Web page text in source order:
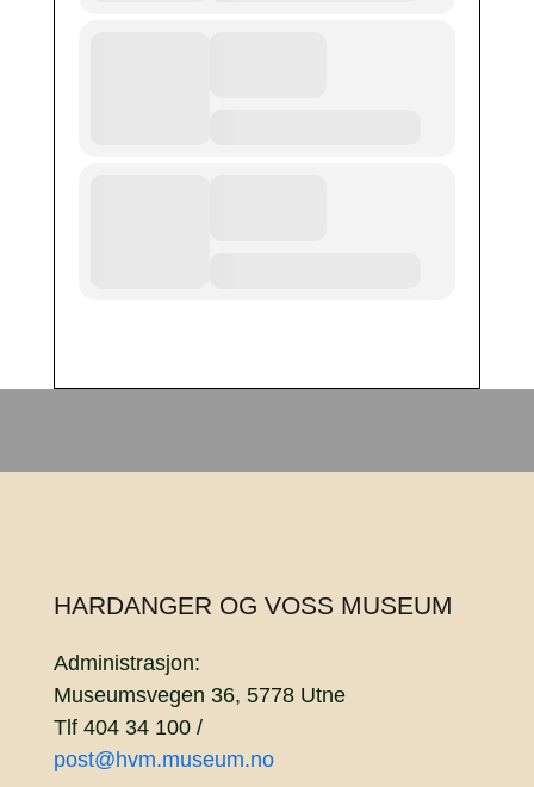
HARDANGER OG VOSS MUSEUM
Administrasjon:
Museumsvegen 36, 5778 Utne
Tlf 404 34 100 /
post@hvm.museum.no